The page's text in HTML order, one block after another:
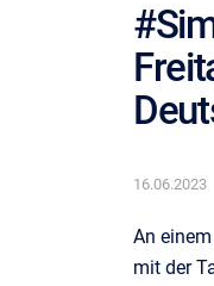
16.06.2023
An
mit der